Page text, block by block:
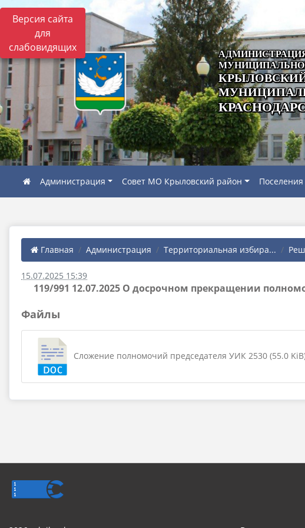
Версия сайта
для
слабовидящих
Администрация Совет МО Крыловский район Поселения
Главная Администрация Территориальная избира...
15.07.2025 15:39
119/991 12.07.2025 О досрочном прекращении
Файлы
Сложение полномочий председателя УИК 2530 (55.0